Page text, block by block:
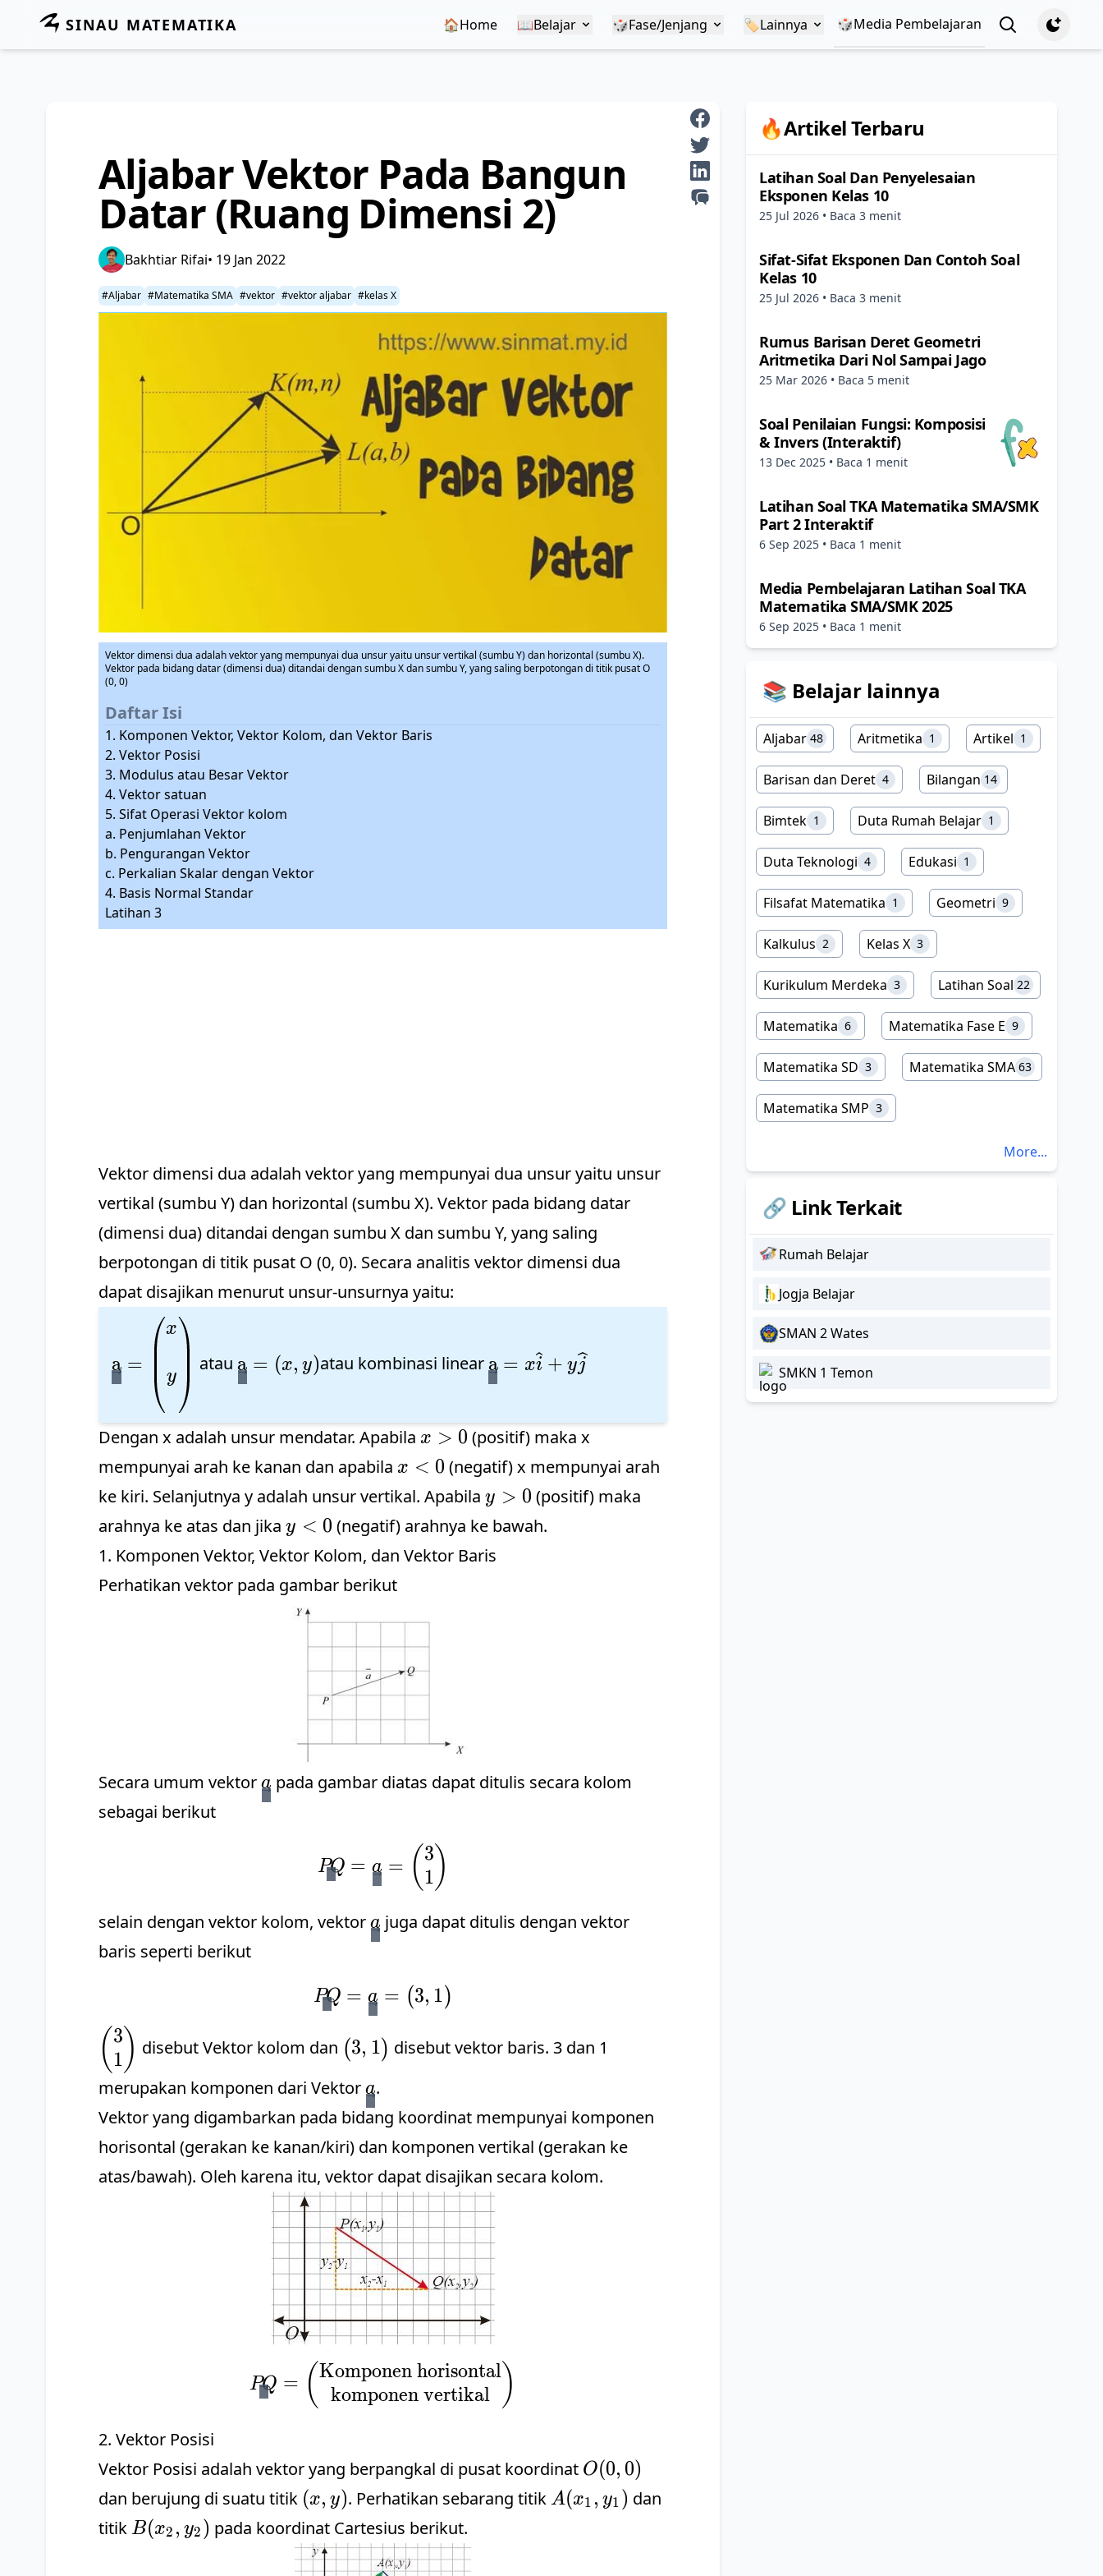
SINAU MATEMATIKA 🏠Home 📖Belajar 🎲Fase/Jenjang 🏷️Lainnya 🎲Media Pembelajaran View
Aljabar Vektor Pada Bangun
Datar (Ruang Dimensi 2)
Bakhtiar Rifai• 19 Jan 2022
#Aljabar #Matematika SMA #vektor #vektor aljabar #kelas X
Vektor dimensi dua adalah vektor yang mempunyai dua unsur yaitu unsur vertikal (sumbu Y) dan horizontal (sumbu X).
Vektor pada bidang datar (dimensi dua) ditandai dengan sumbu X dan sumbu Y, yang saling berpotongan di titik pusat O
(0, 0)
Daftar Isi
1. Komponen Vektor, Vektor Kolom, dan Vektor Baris
2. Vektor Posisi
3. Modulus atau Besar Vektor
4. Vektor satuan
5. Sifat Operasi Vektor kolom
a. Penjumlahan Vektor
b. Pengurangan Vektor
c. Perkalian Skalar dengan Vektor
4. Basis Normal Standar
Latihan 3
Vektor dimensi dua adalah vektor yang mempunyai dua unsur yaitu unsur
vertikal (sumbu Y) dan horizontal (sumbu X). Vektor pada bidang datar
(dimensi dua) ditandai dengan sumbu X dan sumbu Y, yang saling
berpotongan di titik pusat O (0, 0). Secara analitis vektor dimensi dua
dapat disajikan menurut unsur-unsurnya yaitu:
\vec{\text{a}}=\begin{pmatrix}x
\\\\ y \\\\ \end{pmatrix}
a =
x
y
atau
x,y \right)
a = (x, y)atau kombinasi linear
\vec{\text{a}}=x\widehat{i}+y\widehat{j}
a = xi + yj
Dengan x adalah unsur mendatar. Apabila x
>
0
x > 0 (positif) maka x
mempunyai arah ke kanan dan apabila x
<
x < 0 (negatif) x mempunyai arah
ke kiri. Selanjutnya y adalah unsur vertikal. Apabila y
>
y > 0 (positif) maka
arahnya ke atas dan jika y
<
y < 0 (negatif) arahnya ke bawah.
1. Komponen Vektor, Vektor Kolom, dan Vektor Baris
Perhatikan vektor pada gambar berikut
Secara umum vektor\vec{a}
a pada gambar diatas dapat ditulis secara kolom
sebagai berikut
\vec{PQ}=\vec{a}=\begin{pmatrix} 3 \\ 1 \end{pmatrix}
PQ = a = ( 3
1 )
selain dengan vektor kolom, vektor\vec{a}
a juga dapat ditulis dengan vektor
baris seperti berikut
\vec{PQ}=\vec{a}=\begin{pmatrix} 3, 1\end{pmatrix}
PQ = a = (3, 1)
\begin{pmatrix}
3 \\ 1
\end{pmatrix}
( 3
1 ) disebut Vektor kolom dan \begin{pmatrix}
3,
1\end{pmatrix}
(3, 1) disebut vektor baris. 3 dan 1
merupakan komponen dari Vektor\vec{a}
a.
Vektor yang digambarkan pada bidang koordinat mempunyai komponen
horisontal (gerakan ke kanan/kiri) dan komponen vertikal (gerakan ke
atas/bawah). Oleh karena itu, vektor dapat disajikan secara kolom.
\vec{PQ}=\begin{pmatrix} \text{Komponen horisontal} \\ \text{komponen
PQ = ( Komponen horisontal
komponen vertikal )
2. Vektor Posisi
Vektor Posisi adalah vektor yang berpangkal di pusat koordinat O(0,0)
O(0, 0)
dan berujung di suatu titik (x,y)
(x, y). Perhatikan sebarang titik A(x_1,
A(x1 , y1 ) dan
titik B(x_2,
B(x2 , y2 ) pada koordinat Cartesius berikut.
🔥Artikel Terbaru
Latihan Soal Dan Penyelesaian
Eksponen Kelas 10
25 Jul 2026 • Baca 3 menit
Sifat-Sifat Eksponen Dan Contoh Soal
Kelas 10
25 Jul 2026 • Baca 3 menit
Rumus Barisan Deret Geometri
Aritmetika Dari Nol Sampai Jago
25 Mar 2026 • Baca 5 menit
Soal Penilaian Fungsi: Komposisi
& Invers (Interaktif)
13 Dec 2025 • Baca 1 menit
Latihan Soal TKA Matematika SMA/SMK
Part 2 Interaktif
6 Sep 2025 • Baca 1 menit
Media Pembelajaran Latihan Soal TKA
Matematika SMA/SMK 2025
6 Sep 2025 • Baca 1 menit
📚 Belajar lainnya
Aljabar 48 Aritmetika 1 Artikel 1
Barisan dan Deret 4 Bilangan 14
Bimtek 1 Duta Rumah Belajar 1
Duta Teknologi 4 Edukasi 1
Filsafat Matematika 1 Geometri 9
Kalkulus 2 Kelas X 3
Kurikulum Merdeka 3 Latihan Soal 22
Matematika 6 Matematika Fase E 9
Matematika SD 3 Matematika SMA 63
Matematika SMP 3
More...
🔗 Link Terkait
Rumah Belajar
Jogja Belajar
SMAN 2 Wates
SMKN 1 Temon